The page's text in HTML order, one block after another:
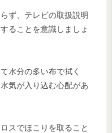
ず、テレビの取扱説明
ることを意識しましょ
水分の多い布で拭く
気が入り込む心配があ
スでほこりを取ること